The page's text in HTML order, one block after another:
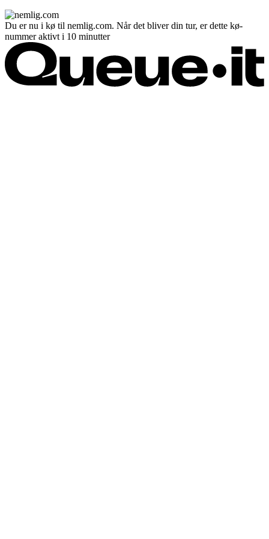
Du er nu i kø til nemlig.com. Når det bliver din tur, er dette kø-
nummer aktivt i 10 minutter